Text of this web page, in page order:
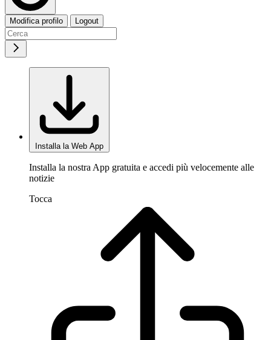
Modifica profilo Logout
Installa la Web App
Installa la nostra App gratuita e accedi più velocemente alle
notizie
Tocca